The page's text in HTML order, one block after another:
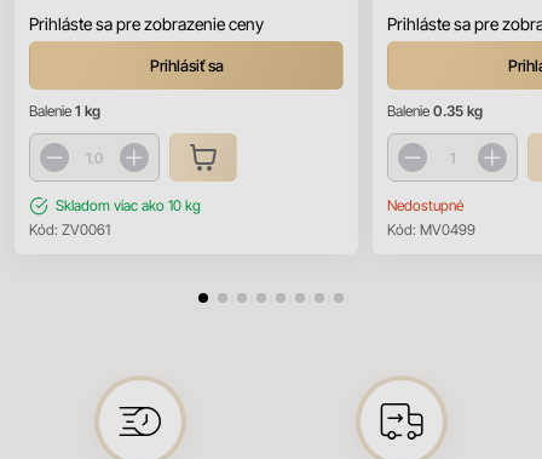
Prihláste sa pre zobrazenie ceny
Prihlásiť sa
Balenie 1 kg
Skladom viac ako 10 kg
Kód: ZV0061
Prihláste sa pre
Balenie 0.35 kg
Nedostupné
Kód: MV0499